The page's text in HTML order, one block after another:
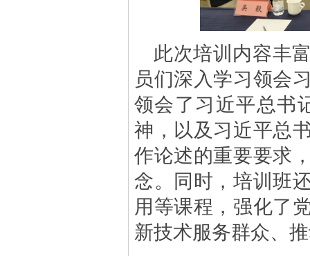
此次培训内容丰
员们深入学习领会
领会了习近平总书
神，以及习近平总
作论述的重要要求
念。同时，培训班
用等课程，强化了
新技术服务群众、